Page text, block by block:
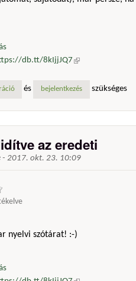
db.tt/8kIjjJQ7(külső hivatkozás)
és bejelentkezés szükséges
az eredeti
- 2017. okt. 23. 10:09
nyelvi szótárat! :-)